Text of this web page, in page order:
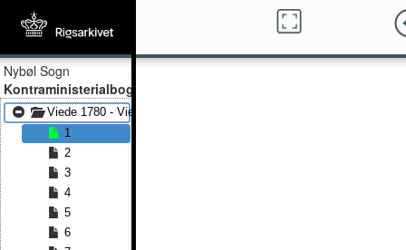
Nybøl Sogn
Kontraministerialbog
Viede 1780 - Viede 1839
1
2
3
4
5
6